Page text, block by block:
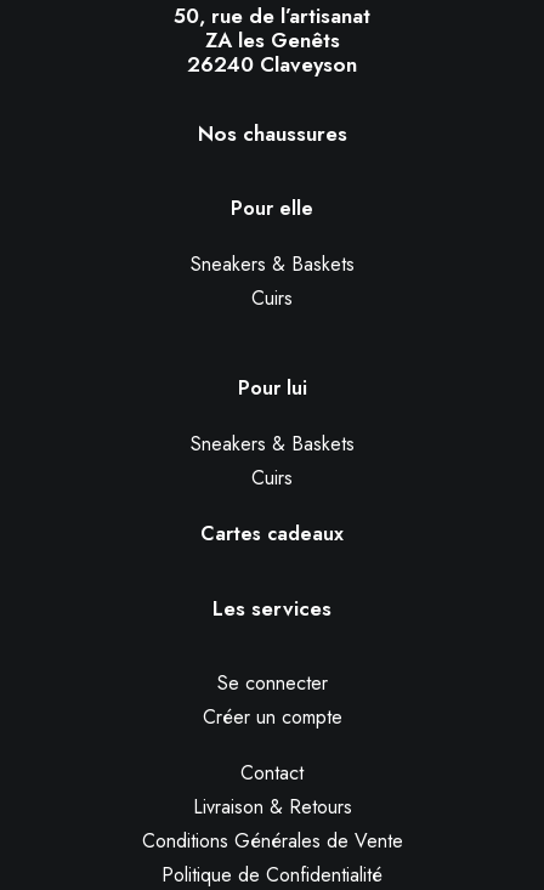
50, rue de l’artisanat
ZA les Genêts
26240 Claveyson
Nos chaussures
Pour elle
Sneakers & Baskets
Cuirs
Pour lui
Sneakers & Baskets
Cuirs
Cartes cadeaux
Les services
Se connecter
Créer un compte
Contact
Livraison & Retours
Conditions Générales de Vente
Politique de Confidentialité